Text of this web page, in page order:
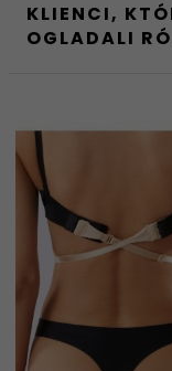
KLIENCI,
OGLADALI